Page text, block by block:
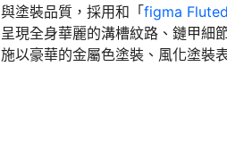
與塗裝品質，採用和「figma
呈現全身華麗的溝槽紋路、鏈甲細
施以豪華的金屬色塗裝、風化塗裝